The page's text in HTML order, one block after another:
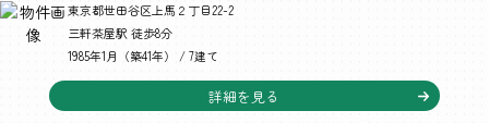
東京都世田谷区上馬２丁目22-2
三軒茶屋駅 徒歩8分
1985年1月（築41年） / 7建て
詳細を見る